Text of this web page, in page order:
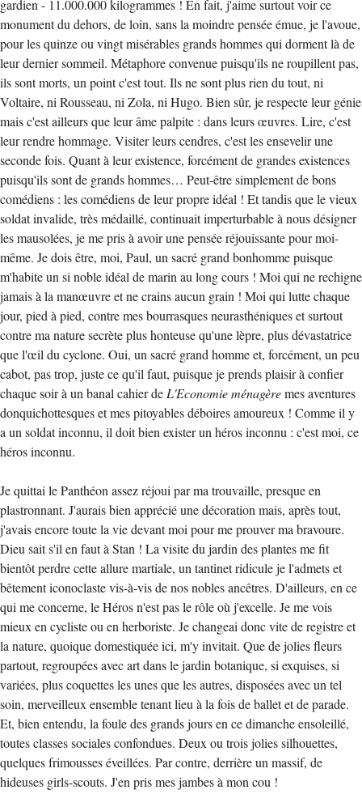
gardien - 11.000.000 kilogrammes ! En fait, j'aime surtout voir ce
monument du dehors, de loin, sans la moindre pensée émue, je l'avoue,
pour les quinze ou vingt misérables grands hommes qui dorment là de
leur dernier sommeil. Métaphore convenue puisqu'ils ne roupillent pas,
ils sont morts, un point c'est tout. Ils ne sont plus rien du tout, ni
Voltaire, ni Rousseau, ni Zola, ni Hugo. Bien sûr, je respecte leur génie
mais c'est ailleurs que leur âme palpite : dans leurs œuvres. Lire, c'est
leur rendre hommage. Visiter leurs cendres, c'est les ensevelir une
seconde fois. Quant à leur existence, forcément de grandes existences
puisqu'ils sont de grands hommes… Peut-être simplement de bons
comédiens : les comédiens de leur propre idéal ! Et tandis que le vieux
soldat invalide, très médaillé, continuait imperturbable à nous désigner
les mausolées, je me pris à avoir une pensée réjouissante pour moi-
même. Je dois être, moi, Paul, un sacré grand bonhomme puisque
m'habite un si noble idéal de marin au long cours ! Moi qui ne rechigne
jamais à la manœuvre et ne crains aucun grain ! Moi qui lutte chaque
jour, pied à pied, contre mes bourrasques neurasthéniques et surtout
contre ma nature secrète plus honteuse qu'une lèpre, plus dévastatrice
que l'œil du cyclone. Oui, un sacré grand homme et, forcément, un peu
cabot, pas trop, juste ce qu'il faut, puisque je prends plaisir à confier
chaque soir à un banal cahier deL'Economie ménagèremes aventures
donquichottesques et mes pitoyables déboires amoureux ! Comme il y
a un soldat inconnu, il doit bien exister un héros inconnu : c'est moi, ce
héros inconnu.
Je quittai le Panthéon assez réjoui par ma trouvaille, presque en
plastronnant. J'aurais bien apprécié une décoration mais, après tout,
j'avais encore toute la vie devant moi pour me prouver ma bravoure.
Dieu sait s'il en faut à Stan ! La visite du jardin des plantes me fit
bientôt perdre cette allure martiale, un tantinet ridicule je l'admets et
bêtement iconoclaste vis-à-vis de nos nobles ancêtres. D'ailleurs, en ce
qui me concerne, le Héros n'est pas le rôle où j'excelle. Je me vois
mieux en cycliste ou en herboriste. Je changeai donc vite de registre et
la nature, quoique domestiquée ici, m'y invitait. Que de jolies fleurs
partout, regroupées avec art dans le jardin botanique, si exquises, si
variées, plus coquettes les unes que les autres, disposées avec un tel
soin, merveilleux ensemble tenant lieu à la fois de ballet et de parade.
Et, bien entendu, la foule des grands jours en ce dimanche ensoleillé,
toutes classes sociales confondues. Deux ou trois jolies silhouettes,
quelques frimousses éveillées. Par contre, derrière un massif, de
hideuses girls-scouts. J'en pris mes jambes à mon cou !